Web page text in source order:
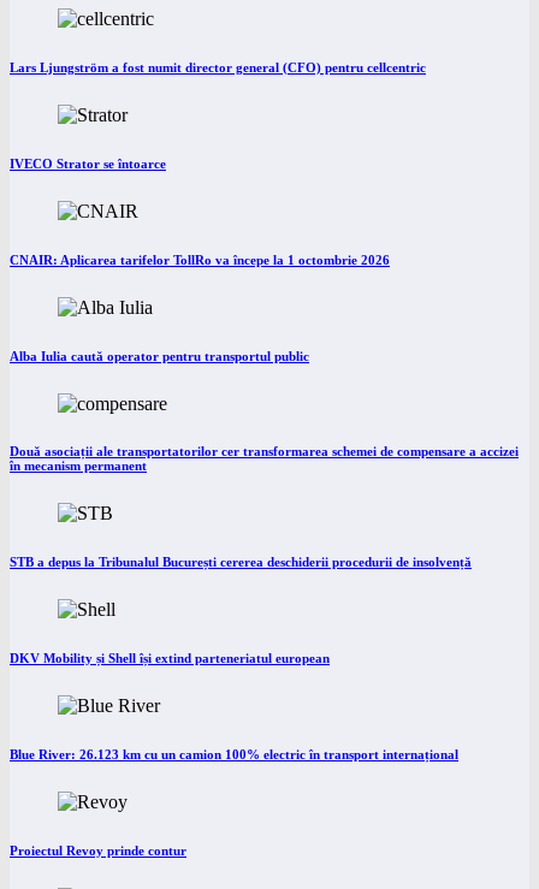
Lars Ljungström a fost numit director general (CFO) pentru cellcentric
IVECO Strator se întoarce
CNAIR: Aplicarea tarifelor TollRo va începe la 1 octombrie 2026
Alba Iulia caută operator pentru transportul public
Două asociații ale transportatorilor cer transformarea schemei de compensare a accizei
în mecanism permanent
STB a depus la Tribunalul București cererea deschiderii procedurii de insolvență
DKV Mobility și Shell își extind parteneriatul european
Blue River: 26.123 km cu un camion 100% electric în transport internațional
Proiectul Revoy prinde contur